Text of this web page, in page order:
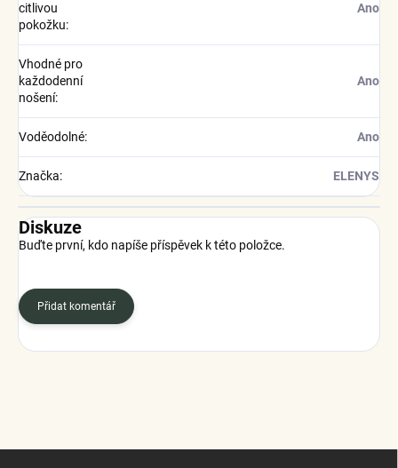
citlivou
pokožku:
Ano
Vhodné pro
každodenní
nošení:
Ano
Voděodolné: Ano
Značka: ELENYS
Diskuze
Buďte první, kdo napíše příspěvek k této položce.
Přidat komentář